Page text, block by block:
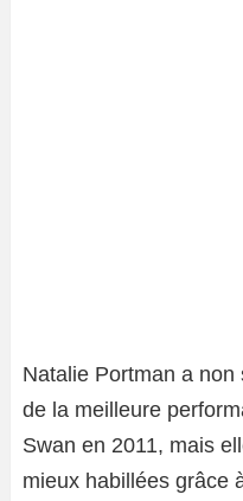
Natalie Portman a
de la meilleure
Swan en 2011, mais
mieux habillées grâce